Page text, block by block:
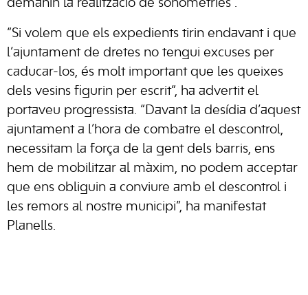
demanin la realització de sonometries”.
“Si volem que els expedients tirin endavant i que
l’ajuntament de dretes no tengui excuses per
caducar-los, és molt important que les queixes
dels vesins figurin per escrit”, ha advertit el
portaveu progressista. “Davant la desídia d’aquest
ajuntament a l’hora de combatre el descontrol,
necessitam la força de la gent dels barris, ens
hem de mobilitzar al màxim, no podem acceptar
que ens obliguin a conviure amb el descontrol i
les remors al nostre municipi”, ha manifestat
Planells.